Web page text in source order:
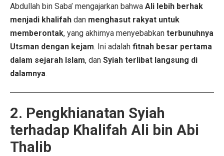
Abdullah bin Saba’ mengajarkan bahwa Ali lebih berhak
menjadi khalifah dan menghasut rakyat untuk
memberontak, yang akhirnya menyebabkan terbunuhnya
Utsman dengan kejam. Ini adalah fitnah besar pertama
dalam sejarah Islam, dan Syiah terlibat langsung di
dalamnya.
2. Pengkhianatan Syiah
terhadap Khalifah Ali bin Abi
Thalib